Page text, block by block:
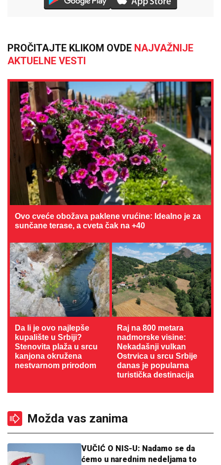
PROČITAJTE KLIKOM OVDE NAJVAŽNIJE
AKTUELNE VESTI
Ovo cveće obožava paklene vrućine: Idealno je za
sunčane terase, a cveta čak na +40
Da li je ovo najlepše
kupalište u Srbiji?
Stenovita plaža u srcu
kanjona okružena
nestvarnom prirodom
Raj na 800 metara
nadmorske visine:
Nekadašnji vulkan
Ostrvica u srcu Srbije
danas je popularna
turistička destinacija
Možda vas zanima
VUČIĆ O NIS-U: Nadamo se da
ćemo u narednim nedeljama to